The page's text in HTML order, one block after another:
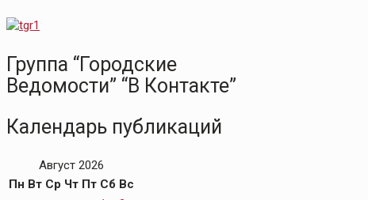
Группа “Городские
Ведомости” “В Контакте”
Календарь публикаций
Август 2026
Пн Вт Ср Чт Пт Сб Вс